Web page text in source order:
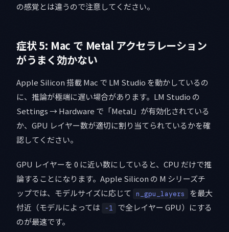
の感覚とは違うので注意してください。
症状 5: Mac で Metal アクセラレーション
がうまく効かない
Apple Silicon 搭載 Mac で LM Studio を動かしているの
に、推論が極端に遅い場合があります。LM Studio の
Settings → Hardware で「Metal」が有効化されている
か、GPU レイヤー数が適切に割り当てられているかを確
認してください。
GPU レイヤーを 0 に近い数にしていると、CPU だけで推
論することになります。Apple Silicon の M シリーズチ
ップでは、モデルサイズに応じて n_gpu_layers
を最大
付近（モデルによっては
-1
で全レイヤー GPU）にする
のが最速です。